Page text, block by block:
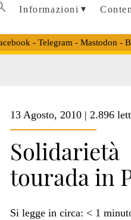
Informazioni
- Telegram - Mastodon -
associao</
13 Agosto, 2010 | 2.896
Solidarietà
tourada in
Si legge in circa: < 1